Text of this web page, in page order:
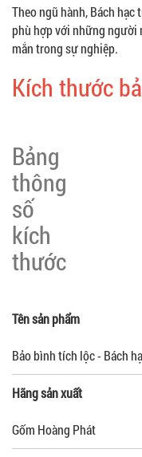
Theo ngũ hành, Bách
phù hợp với những người
mắn trong sự nghiệp.
Kích thước
Bảng
thông
số
kích
thước
Tên sản phẩm
Bảo bình tích lộc - Bách
Hãng sản xuất
Gốm Hoàng Phát